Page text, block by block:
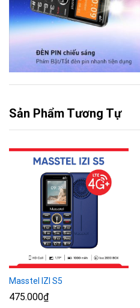
Sản Phẩm Tương Tự
Masstel IZI S5
475.000₫